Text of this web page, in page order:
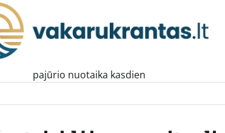
pajūrio nuotaika kasdien